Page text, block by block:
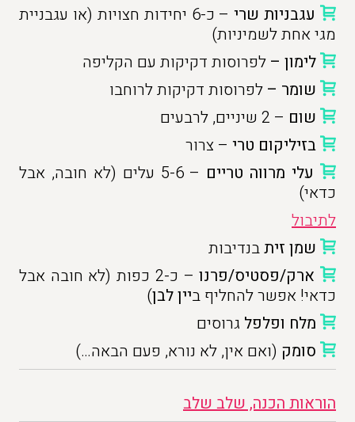
עגבניות שרי
– כ-6 יחידות חצויות (או עגבניית
מגי אחת לשמיניות)
לימון – לפרוסות דקיקות עם הקליפה
שומר – לפרוסות דקיקות לרוחבו
שום – 2 שיניים, לרבעים
בזיליקום טרי – צרור
עלי מרווה טריים
– 5-6 עלים (לא חובה, אבל
כדאי)
לתיבול
שמן זיתבנדיבות
ארק/פסטיס/פרנו
– כ-2 כפות (לא חובה אבל
כדאי! אפשר להחליף ביין לבן)
מלח ופלפל גרוסים
סומק (ואם אין, לא נורא, פעם הבאה…)
הוראות הכנה, שלב שלב